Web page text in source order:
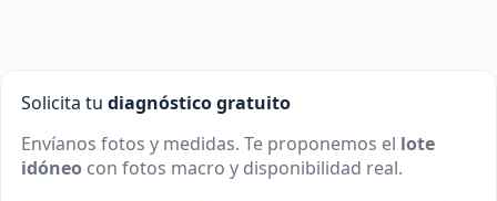
Solicita tu diagnóstico gratuito
Envíanos fotos y medidas. Te proponemos el lote
idóneo con fotos macro y disponibilidad real.